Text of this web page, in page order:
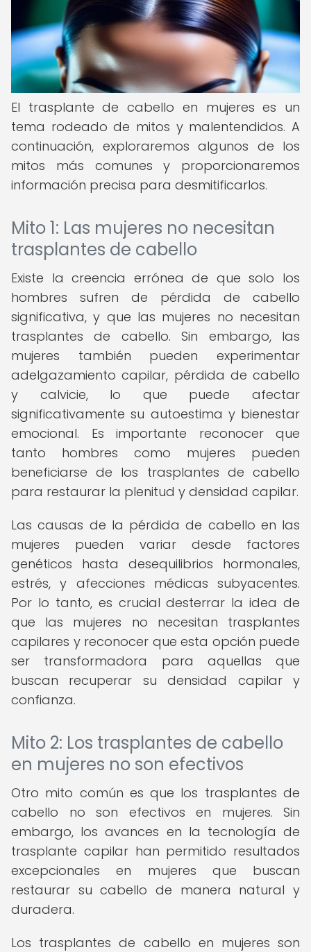
El trasplante de cabello en mujeres es un
tema rodeado de mitos y malentendidos. A
continuación, exploraremos algunos de los
mitos más comunes y proporcionaremos
información precisa para desmitificarlos.
Mito 1: Las mujeres no necesitan
trasplantes de cabello
Existe la creencia errónea de que solo los
hombres sufren de pérdida de cabello
significativa, y que las mujeres no necesitan
trasplantes de cabello. Sin embargo, las
mujeres también pueden experimentar
adelgazamiento capilar, pérdida de cabello
y calvicie, lo que puede afectar
significativamente su autoestima y bienestar
emocional. Es importante reconocer que
tanto hombres como mujeres pueden
beneficiarse de los trasplantes de cabello
para restaurar la plenitud y densidad capilar.
Las causas de la pérdida de cabello en las
mujeres pueden variar desde factores
genéticos hasta desequilibrios hormonales,
estrés, y afecciones médicas subyacentes.
Por lo tanto, es crucial desterrar la idea de
que las mujeres no necesitan trasplantes
capilares y reconocer que esta opción puede
ser transformadora para aquellas que
buscan recuperar su densidad capilar y
confianza.
Mito 2: Los trasplantes de cabello
en mujeres no son efectivos
Otro mito común es que los trasplantes de
cabello no son efectivos en mujeres. Sin
embargo, los avances en la tecnología de
trasplante capilar han permitido resultados
excepcionales en mujeres que buscan
restaurar su cabello de manera natural y
duradera.
Los trasplantes de cabello en mujeres son